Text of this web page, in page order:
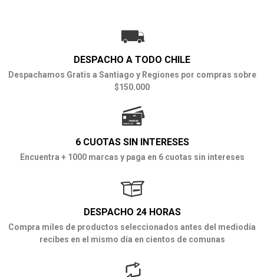
DESPACHO A TODO CHILE
Despachamos Gratis a Santiago y Regiones por compras sobre
$150.000
6 CUOTAS SIN INTERESES
Encuentra + 1000 marcas y paga en 6 cuotas sin intereses
DESPACHO 24 HORAS
Compra miles de productos seleccionados antes del mediodía
recibes en el mismo día en cientos de comunas